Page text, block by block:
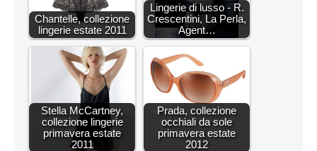
Chantelle, collezione
lingerie estate 2011
Lingerie di lusso - R.
Crescentini, La Perla,
Agent…
Stella McCartney,
collezione lingerie
primavera estate
2011
Prada, collezione
occhiali da sole
primavera estate
2012